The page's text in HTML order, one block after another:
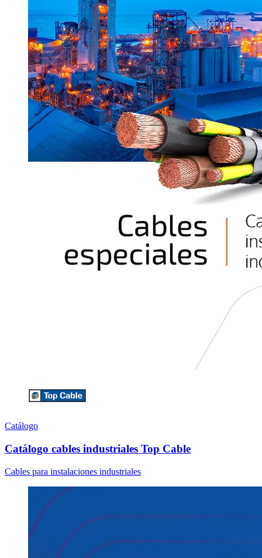
Catálogo
Catálogo cables industriales Top Cable
Cables para instalaciones industriales